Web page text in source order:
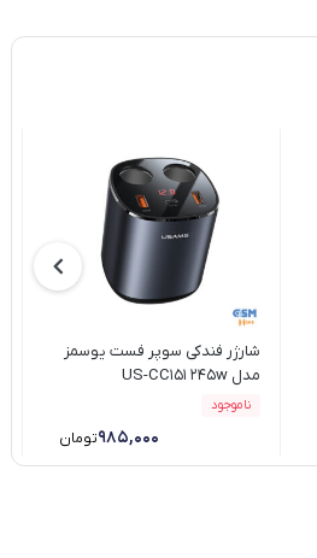
شارژر فندکی سوپر فست یوسمز
مدل US-CC151 245w
ناموجود
۹۸۵,۰۰۰تومان